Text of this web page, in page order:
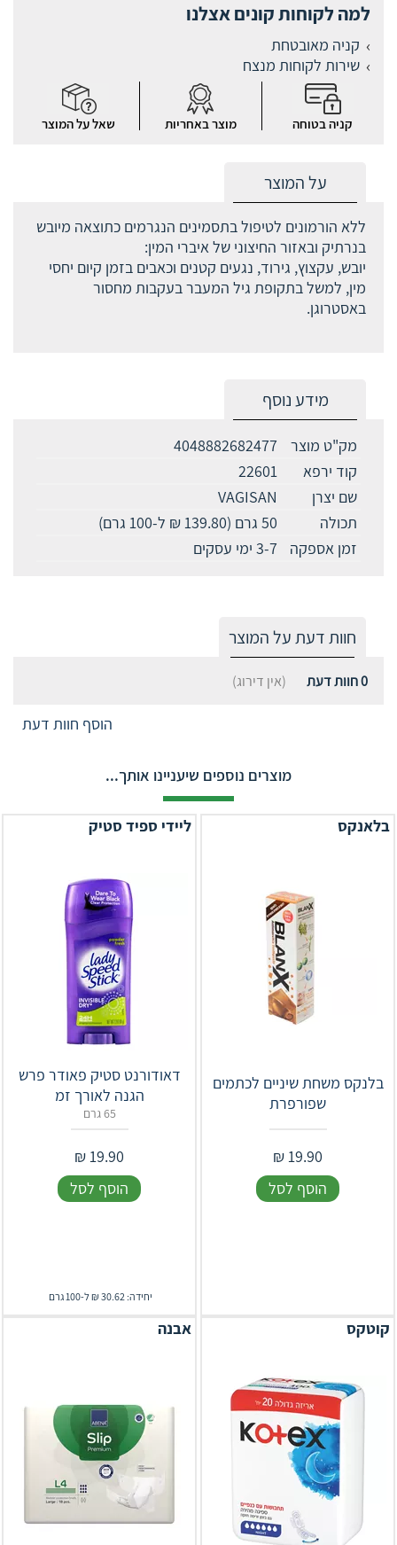
למה לקוחות קונים אצלנו
קניה מאובטחת
שירות לקוחות מנצח
קניה בטוחה מוצר באחריות שאל על המוצר
על המוצר
ללא הורמונים לטיפול בתסמינים הנגרמים כתוצאה מיובש
בנרתיק ובאזור החיצוני של איברי המין:
יובש, עקצוץ, גירוד, נגעים קטנים וכאבים בזמן קיום יחסי
מין, למשל בתקופת גיל המעבר בעקבות מחסור
באסטרוגן.
מידע נוסף
מק"ט מוצר
4048882682477
קוד ירפא
22601
שם יצרן
VAGISAN
תכולה
50 גרם (139.80 ₪ ל-100 גרם)
זמן אספקה
3-7 ימי עסקים
חוות דעת על המוצר
0חוות דעת (אין דירוג)
הוסף חוות דעת
מוצרים נוספים שיעניינו אותך...
בלאנקס
בלנקס משחת שיניים לכתמים
שפורפרת
19.90
₪
הוסף לסל
ליידי ספיד סטיק
דאודורנט סטיק פאודר פרש
הגנה לאורך זמ
65 גרם
19.90
₪
הוסף לסל
יחידה: 30.62 ₪ ל-100 גרם
קוטקס אבנה